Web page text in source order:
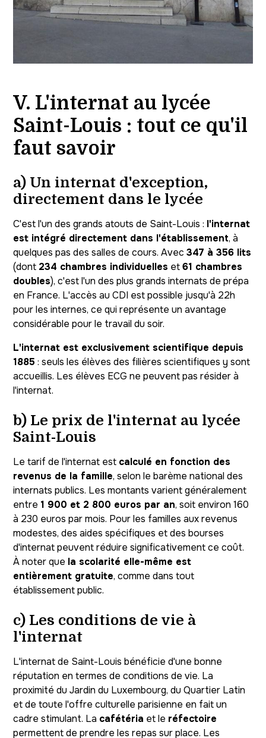
V. L'internat au lycée
Saint-Louis : tout ce qu'il
faut savoir
a) Un internat d'exception,
directement dans le lycée
C'est l'un des grands atouts de Saint-Louis : l'internat
est intégré directement dans l'établissement, à
quelques pas des salles de cours. Avec347 à 356 lits
(dont 234 chambres individuelles et61 chambres
doubles), c'est l'un des plus grands internats de prépa
en France. L'accès au CDI est possible jusqu'à 22h
pour les internes, ce qui représente un avantage
considérable pour le travail du soir.
L'internat est exclusivement scientifique depuis
1885 : seuls les élèves des filières scientifiques y sont
accueillis. Les élèves ECG ne peuvent pas résider à
l'internat.
b) Le prix de l'internat au lycée
Saint-Louis
Le tarif de l'internat est calculé en fonction des
revenus de la famille, selon le barème national des
internats publics. Les montants varient généralement
entre 1 900 et 2 800 euros par an, soit environ 160
à 230 euros par mois. Pour les familles aux revenus
modestes, des aides spécifiques et des bourses
d'internat peuvent réduire significativement ce coût.
À noter que la scolarité elle-même est
entièrement gratuite, comme dans tout
établissement public.
c) Les conditions de vie à
l'internat
L'internat de Saint-Louis bénéficie d'une bonne
réputation en termes de conditions de vie. La
proximité du Jardin du Luxembourg, du Quartier Latin
et de toute l'offre culturelle parisienne en fait un
cadre stimulant. La cafétéria et le réfectoire
permettent de prendre les repas sur place. Les